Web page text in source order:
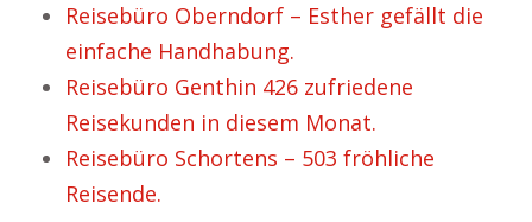
Reisebüro Oberndorf – Esther gefällt die
einfache Handhabung.
Reisebüro Genthin 426 zufriedene
Reisekunden in diesem Monat.
Reisebüro Schortens – 503 fröhliche
Reisende.